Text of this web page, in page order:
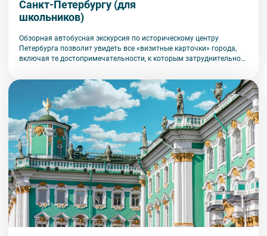
Санкт-Петербургу (для
школьников)
Обзорная автобусная экскурсия по историческому центру
Петербурга позволит увидеть все «визитные карточки» города,
включая те достопримечательности, к которым затруднительно
прогулки.